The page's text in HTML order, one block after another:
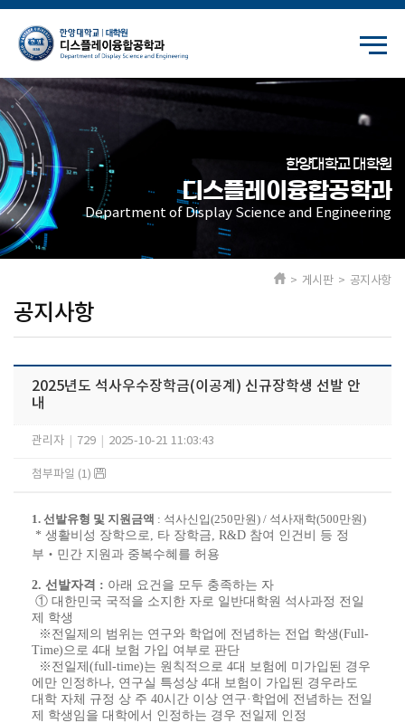
한양대학교 대학원
디스플레이융합공학과
Department of Display Science and Engineering
공지사항
> 게시판 > 공지사항
2025년도 석사우수장학금(이공계) 신규장학생 선발 안
내
관리자 729 2025-10-21 11:03:43
첨부파일 (1)
1. 선발유형 및 지원금액 : 석사신입(250만원) / 석사재학(500만원)
* 생활비성 장학으로, 타 장학금, R&D 참여 인건비 등 정
부 ‧ 민간 지원과 중복수혜를 허용
2. 선발자격 : 아래 요건을 모두 충족하는 자
① 대한민국 국적을 소지한 자로 일반대학원 석사과정 전일
제 학생
※ 전일제의 범위는 연구와 학업에 전념하는 전업 학생(Full-
Time)으로 4대 보험 가입 여부로 판단
※ 전일제 (full-time)는 원칙적으로 4대 보험에 미가입된 경우
에만 인정하나, 연구실 특성상 4대 보험이 가입된 경우라도
대학 자체 규정 상 주 40시간 이상 연구· 학업에 전념하는 전일
제 학생임을 대학에서 인정하는 경우 전일제 인정